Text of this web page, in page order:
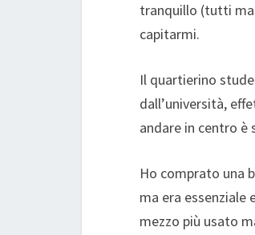
tranquillo (tutti
capitarmi.
Il quartierino
dall’università,
andare in centro è
Ho comprato una
ma era essenziale
mezzo più usato